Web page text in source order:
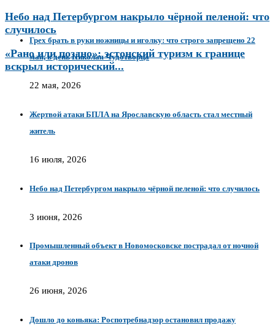
Небо над Петербургом накрыло чёрной пеленой: что
случилось
«Рано или поздно»: эстонский туризм к границе
вскрыл исторический...
Грех брать в руки ножницы и иголку: что строго запрещено 22
мая, в день Николая Чудотворца
22 мая, 2026
Жертвой атаки БПЛА на Ярославскую область стал местный
житель
16 июля, 2026
Небо над Петербургом накрыло чёрной пеленой: что случилось
3 июня, 2026
Промышленный объект в Новомосковске пострадал от ночной
атаки дронов
26 июня, 2026
Дошло до коньяка: Роспотребнадзор остановил продажу